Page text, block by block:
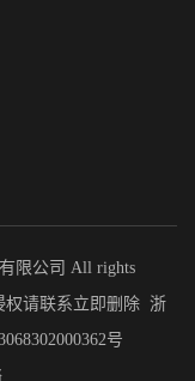
限公司 All rights
权请联系立即删除 浙
号